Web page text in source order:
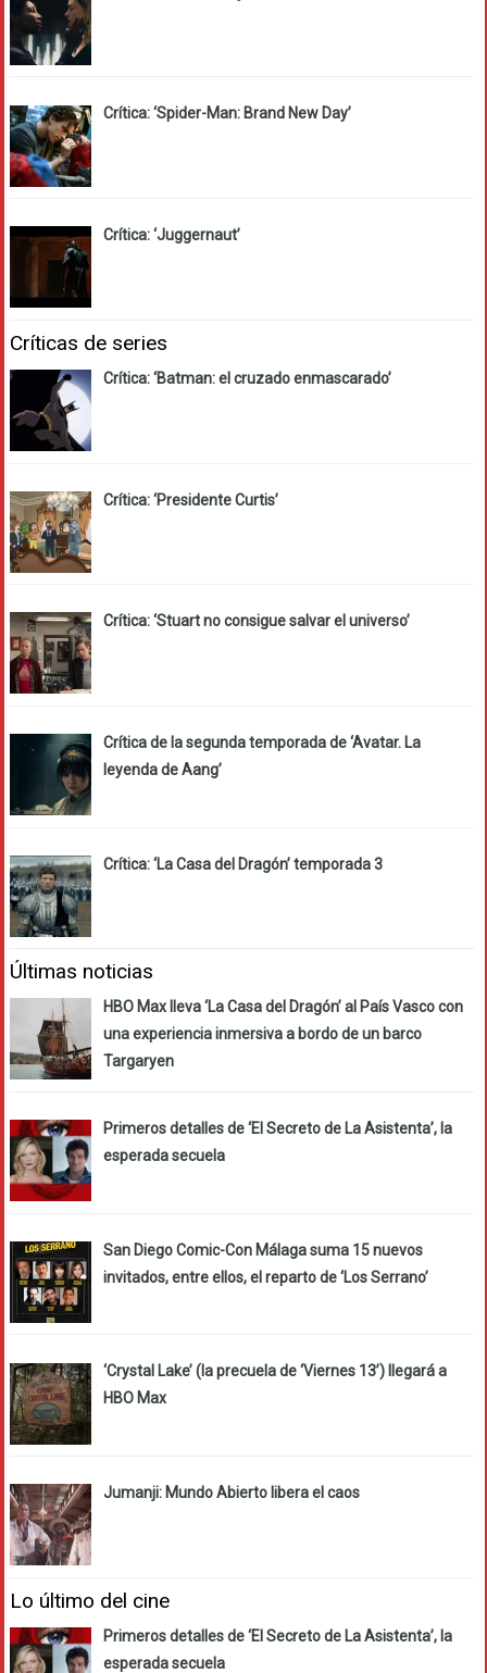
Crítica: ‘Spider-Man: Brand New Day’
Crítica: ‘Juggernaut’
Críticas de series
Crítica: ‘Batman: el cruzado enmascarado’
Crítica: ‘Presidente Curtis’
Crítica: ‘Stuart no consigue salvar el universo’
Crítica de la segunda temporada de ‘Avatar. La
leyenda de Aang’
Crítica: ‘La Casa del Dragón’ temporada 3
Últimas noticias
HBO Max lleva ‘La Casa del Dragón’ al País Vasco con
una experiencia inmersiva a bordo de un barco
Targaryen
Primeros detalles de ‘El Secreto de La Asistenta’, la
esperada secuela
San Diego Comic-Con Málaga suma 15 nuevos
invitados, entre ellos, el reparto de ‘Los Serrano’
‘Crystal Lake’ (la precuela de ‘Viernes 13’) llegará a
HBO Max
Jumanji: Mundo Abierto libera el caos
Lo último del cine
Primeros detalles de ‘El Secreto de La Asistenta’, la
esperada secuela